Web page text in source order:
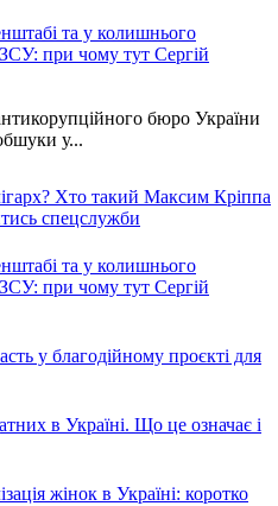
та у колишнього
ЗСУ: при чому тут Сергій
бюро України
у...
Хто такий Максим Кріппа
спецслужби
та у колишнього
ЗСУ: при чому тут Сергій
у благодійному проєкті для
в Україні. Що це означає і
жінок в Україні: коротко